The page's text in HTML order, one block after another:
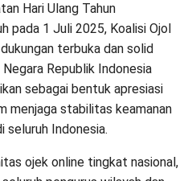
Hari Ulang Tahun
pada 1 Juli 2025, Koalisi Ojol
terbuka dan solid
Republik Indonesia
sebagai bentuk apresiasi
menjaga stabilitas keamanan
seluruh Indonesia.
ojek online tingkat nasional,